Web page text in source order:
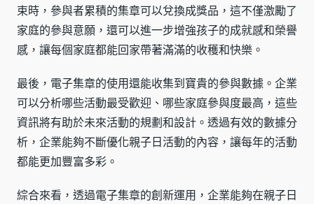
束時，參與者累積的集章可以兌換成獎品，這不僅激勵了
家庭的參與意願，還可以進一步增強孩子的成就感和榮譽
感，讓每個家庭都能回家帶著滿滿的收穫和快樂。
最後，電子集章的使用還能收集到寶貴的參與數據。企業
可以分析哪些活動最受歡迎、哪些家庭參與度最高，這些
資訊將有助於未來活動的規劃和設計。透過有效的數據分
析，企業能夠不斷優化親子日活動的內容，讓每年的活動
都能更加豐富多彩。
綜合來看，透過電子集章的創新運用，企業能夠在親子日